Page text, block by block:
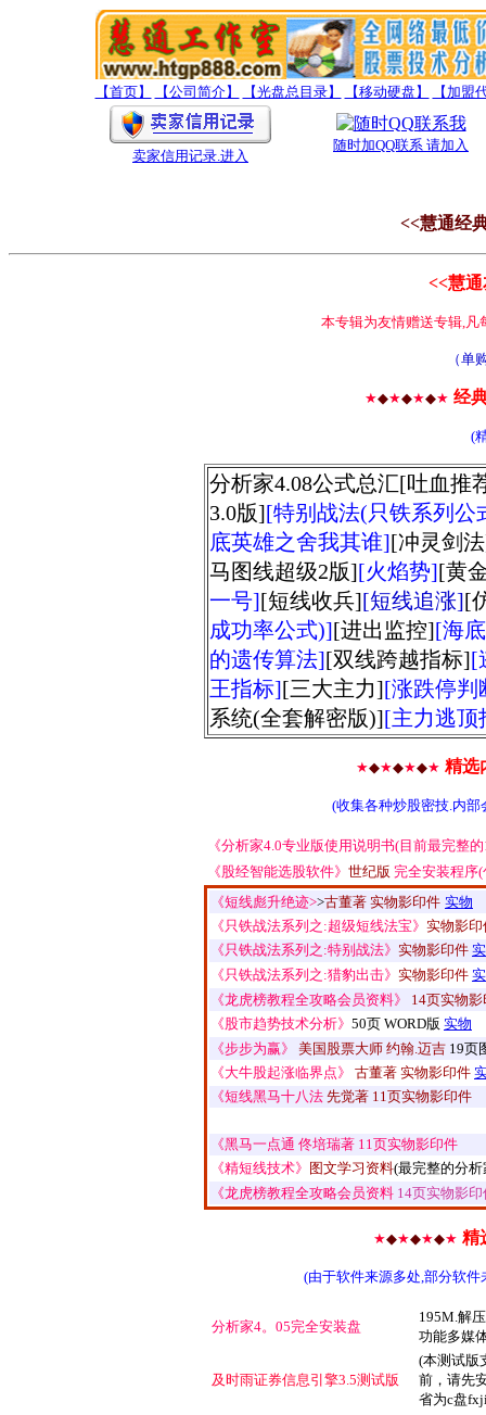
【首页】 【公司简介】 【光盘总目录】 【移动硬盘】 【加盟
卖家信用记录.进入
随时加QQ联系 请加入
<<慧通经
<<慧
本专辑为友情赠送专辑,凡
（单
★◆★◆★◆★ 经
(
分析家4.08公式总汇[吐血推
3.0版] [特别战法(只铁系列公
底英雄之舍我其谁] [冲灵剑
马图线超级2版] [火焰势] [黄
一号] [短线收兵] [短线追涨] [
成功率公式)] [进出监控] [海
的遗传算法] [双线跨越指标] [
王指标] [三大主力] [涨跌停判
系统(全套解密版)] [主力逃顶
★◆★◆★◆★ 精选
(收集各种炒股密技.内
《分析家4.0专业版使用说明书(目前最完整
《股经智能选股软件》 世纪版 完全安装程序
《短线彪升绝迹>>古董著 实物影印件 实物
《只铁战法系列之:超级短线法宝》 实物影印
《只铁战法系列之:特别战法》 实物影印件
《只铁战法系列之:猎豹出击》 实物影印件
《龙虎榜教程全攻略会员资料》
14页实物
《股市趋势技术分析》 50页 WORD版 实物
《步步为赢》
美国股票大师 约翰.迈吉 19页
《大牛股起涨临界点》
古董著 实物影印件
《短线黑马十八法 先觉著 11页实物影印件
《黑马一点通 佟培瑞著 11页实物影印件
《精短线技术》 图文学习资料(最完整的分
《龙虎榜教程全攻略会员资料 14页实物影印
★◆★◆★◆★ 精
(由于软件来源多处,部分软
分析家4。05完全安装盘
195M.解
功能多媒
及时雨证券信息引擎3.5测试版
(本测试版
前，请先
省为c盘